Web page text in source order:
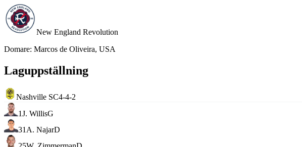
New England Revolution
Domare: Marcos de Oliveira, USA
Laguppställning
Nashville SC4-4-2
1J. WillisG
31 A. NajarD